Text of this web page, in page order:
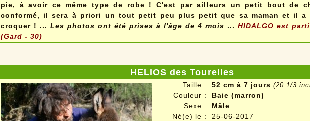
pie, à avoir ce même type de robe ! C'est par ailleurs un petit bout de
conformé, il sera à priori un tout petit peu plus petit que sa maman et il a
croquer ! ... Les photos ont été prises à l'âge de 4 mois ... HIDALGO est
(Gard - 30)
HELIOS des Tourelles
Taille :
Couleur :
Sexe :
Né(e) le :
52 cm à 7 jours (20.1/3
Baie (marron)
Mâle
25-06-2017